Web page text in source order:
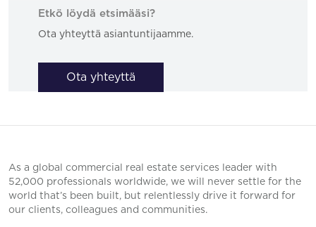
Etkö löydä etsimääsi?
Ota yhteyttä asiantuntijaamme.
Ota yhteyttä
As a global commercial real estate services leader with
52,000 professionals worldwide, we will never settle for the
world that’s been built, but relentlessly drive it forward for
our clients, colleagues and communities.